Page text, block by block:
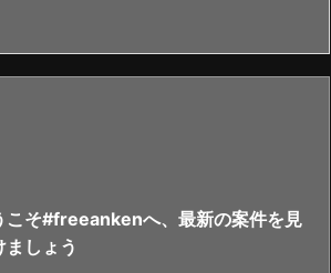
こそ#freeankenへ、最新の案件を見
ましょう